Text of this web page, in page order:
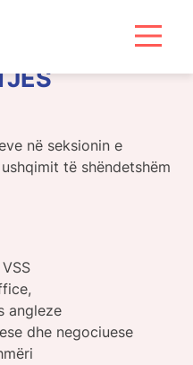
në seksionin e
të shëndetshëm
angleze
dhe negociuese